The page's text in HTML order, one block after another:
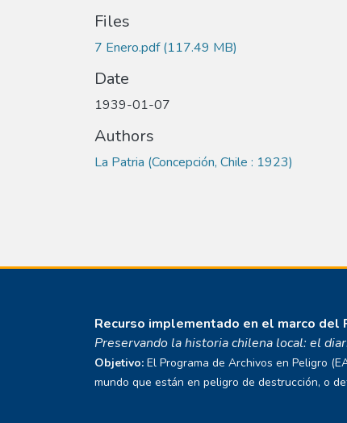
Files
7 Enero.pdf(117.49 MB)
Date
1939-01-07
Authors
La Patria (Concepción, Chile : 1923)
Recurso implementado en el marco del
Preservando la historia chilena local: el
Objetivo: El Programa de Archivos en Peligro
mundo que están en peligro de destrucción, o